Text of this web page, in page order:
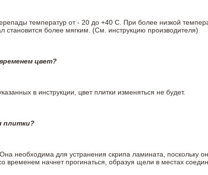
температур от - 20 до +40 С. При более низкой
становится более мягким. (См. инструкцию производителя)
цвет?
в инструкции, цвет плитки изменяться не будет.
плитки?
необходима для устранения скрипа ламината,
временем начнет прогинаться, образуя щели в местах